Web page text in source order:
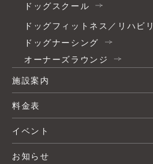
ドッグスクール
ドッグフィットネス／リハビリ
ドッグナーシング
オーナーズラウンジ
施設案内
料金表
イベント
お知らせ